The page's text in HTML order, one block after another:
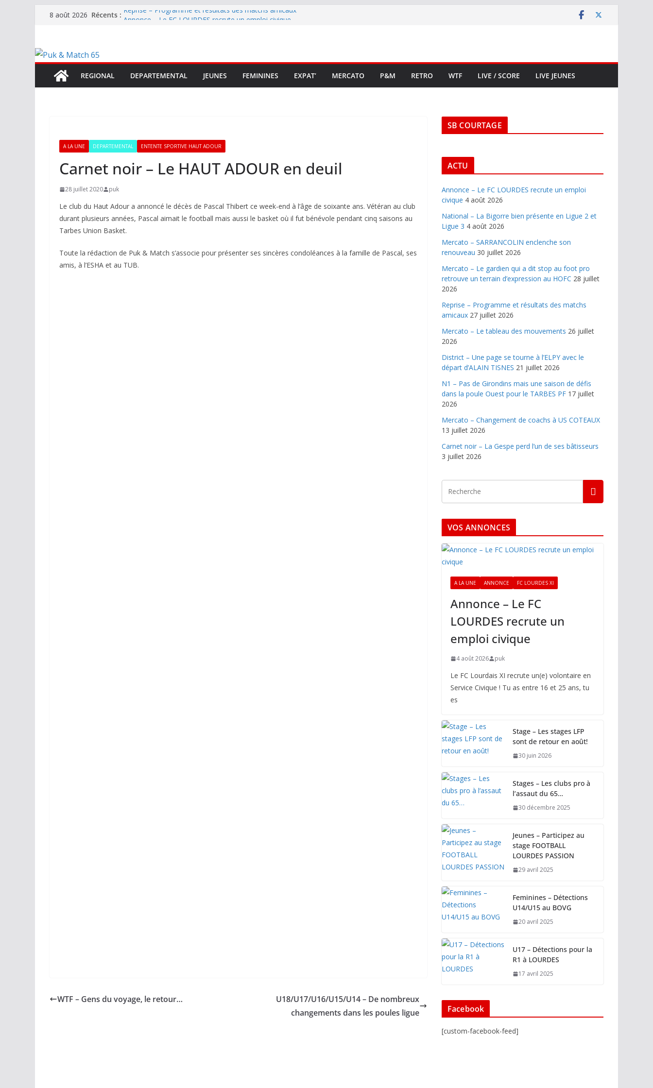
Passer8 août 2026 Récents : Reprise – Programme et résultats des matchs amicaux
terrain d’expression au HOFC
REGIONAL
DEPARTEMENTAL JEUNES FEMININES EXPAT’ MERCATO P&M RETRO WTF LIVE / SCORE LIVE JEUNES
A LA UNE DEPARTEMENTAL ENTENTE SPORTIVE HAUT ADOUR
Carnet noir – Le HAUT ADOUR en deuil
28 juillet 2020 puk
Le club du Haut Adour a annoncé le décès de Pascal Thibert ce week-end à l’âge de soixante ans. Vétéran au club
durant plusieurs années, Pascal aimait le football mais aussi le basket où il fut bénévole pendant cinq saisons au
Tarbes Union Basket.
Toute la rédaction de Puk & Match s’associe pour présenter ses sincères condoléances à la famille de Pascal, ses
amis, à l’ESHA et au TUB.
WTF – Gens du voyage, le retour…
U18/U17/U16/U15/U14 – De nombreux
changements dans les poules ligue
SB COURTAGE
ACTU
Annonce – Le FC LOURDES recrute un emploi
civique 4 août 2026
National – La Bigorre bien présente en Ligue 2 et
Ligue 3 4 août 2026
Mercato – SARRANCOLIN enclenche son
renouveau 30 juillet 2026
Mercato – Le gardien qui a dit stop au foot pro
retrouve un terrain d’expression au HOFC 28 juillet
2026
Reprise – Programme et résultats des matchs
amicaux 27 juillet 2026
Mercato – Le tableau des mouvements 26 juillet
2026
District – Une page se tourne à l’ELPY avec le
départ d’ALAIN TISNES 21 juillet 2026
N1 – Pas de Girondins mais une saison de défis
dans la poule Ouest pour le TARBES PF 17 juillet
2026
Mercato – Changement de coachs à US COTEAUX
13 juillet 2026
Carnet noir – La Gespe perd l’un de ses bâtisseurs
3 juillet 2026
VOS ANNONCES
A LA UNE ANNONCE FC LOURDES XI
Annonce – Le FC
LOURDES recrute un
emploi civique
4 août 2026 puk
Le FC Lourdais XI recrute un(e) volontaire en
Service Civique ! Tu as entre 16 et 25 ans, tu
es
Stage – Les stages LFP
sont de retour en août!
30 juin 2026
Stages – Les clubs pro à
l’assaut du 65…
30 décembre 2025
Jeunes – Participez au
stage FOOTBALL
LOURDES PASSION
29 avril 2025
Feminines – Détections
U14/U15 au BOVG
20 avril 2025
U17 – Détections pour la
R1 à LOURDES
17 avril 2025
Facebook
[custom-facebook-feed]